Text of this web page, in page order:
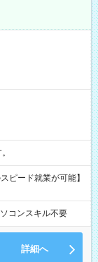
ピード就業が可能】
コンスキル不要
詳細へ